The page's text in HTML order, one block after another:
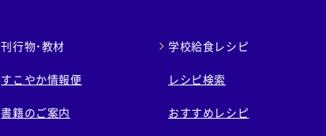
刊行物・教材
すこやか情報便
書籍のご案内
学校給食レシピ
レシピ検索
おすすめレシピ